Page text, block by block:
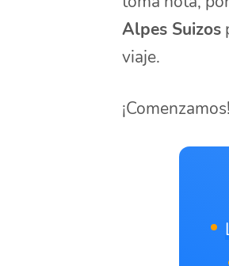
Alpes Suizos
viaje.
¡Comenzamos!